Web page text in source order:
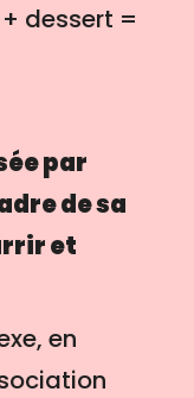
dessert =
par
de sa
et
en